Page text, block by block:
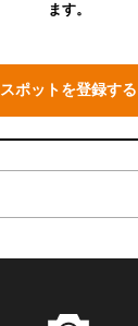
ます。
スポットを登録する